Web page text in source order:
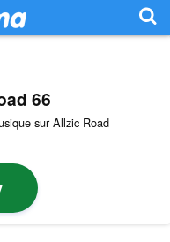
66
sur Allzic Road